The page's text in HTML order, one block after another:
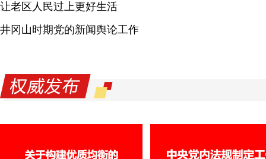
让老区人民过上更好生活
井冈山时期党的新闻舆论工作